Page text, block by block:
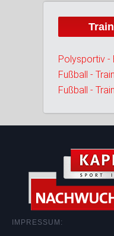
Polysportiv -
Fußball -
Fußball -
IMPRESSUM: